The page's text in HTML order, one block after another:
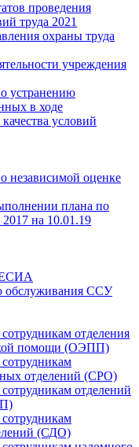
проведения
труда 2021
охраны труда
учреждения
устранению
в ходе
условий
независимой оценке
плана по
на 10.01.19
ЕСИА
обслуживания ССУ
отделения
помощи (ОЭПП)
отделений (СРО)
отделений
(СДО)